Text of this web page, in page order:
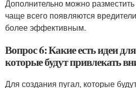
Дополнительно можно разместить
чаще всего появляются
более эффективным.
Вопрос 6: Какие есть идеи
которые будут привлекать
Для создания пугал, которые